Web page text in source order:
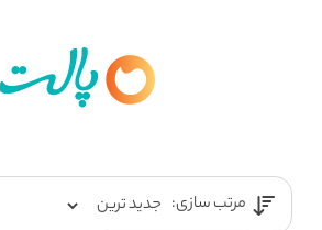
مرتب سازی: